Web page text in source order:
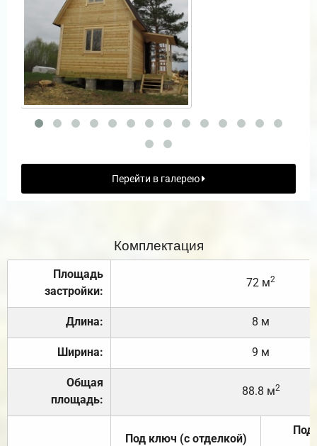
Перейти в галерею
Комплектация
Площадь
застройки:
72 м2
Длина: 8 м
Ширина: 9 м
Общая
площадь:
88.8 м2
Под ключ (с отделкой)
Под